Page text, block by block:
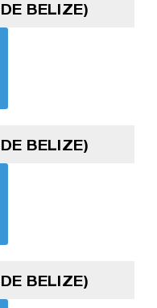
BELIZE)
BELIZE)
BELIZE)